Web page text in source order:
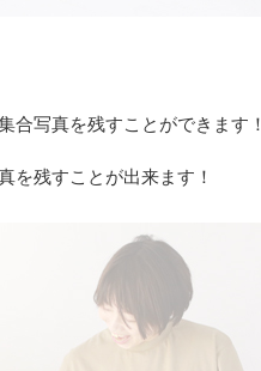
合写真を残すことができます！
を残すことが出来ます！